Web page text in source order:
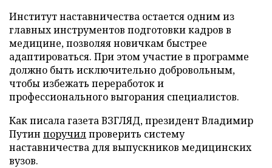
Институт наставничества остается одним из
главных инструментов подготовки кадров в
медицине, позволяя новичкам быстрее
адаптироваться. При этом участие в программе
должно быть исключительно добровольным,
чтобы избежать переработок и
профессионального выгорания специалистов.
Как писала газета ВЗГЛЯД, президент Владимир
Путин поручилпроверить систему
наставничества для выпускников медицинских
вузов.